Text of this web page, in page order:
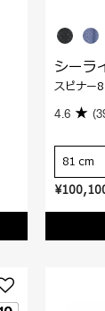
シーラ
スピナー
4.6
81 cm